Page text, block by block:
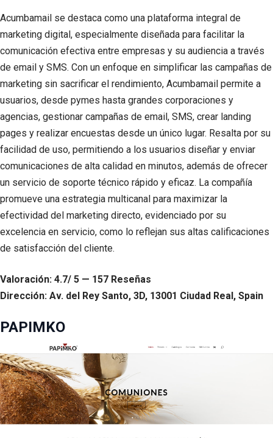
Acumbamail se destaca como una plataforma integral de
marketing digital, especialmente diseñada para facilitar la
comunicación efectiva entre empresas y su audiencia a través
de email y SMS. Con un enfoque en simplificar las campañas de
marketing sin sacrificar el rendimiento, Acumbamail permite a
usuarios, desde pymes hasta grandes corporaciones y
agencias, gestionar campañas de email, SMS, crear landing
pages y realizar encuestas desde un único lugar. Resalta por su
facilidad de uso, permitiendo a los usuarios diseñar y enviar
comunicaciones de alta calidad en minutos, además de ofrecer
un servicio de soporte técnico rápido y eficaz. La compañía
promueve una estrategia multicanal para maximizar la
efectividad del marketing directo, evidenciado por su
excelencia en servicio, como lo reflejan sus altas calificaciones
de satisfacción del cliente.
Valoración: 4.7/ 5 — 157 Reseñas
Dirección: Av. del Rey Santo, 3D, 13001 Ciudad Real, Spain
PAPIMKO